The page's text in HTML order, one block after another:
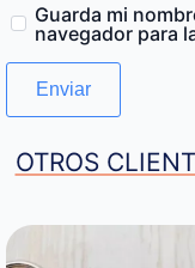
Guarda mi
navegador para
OTROS